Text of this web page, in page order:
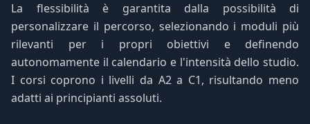
La flessibilità è garantita dalla possibilità di
personalizzare il percorso, selezionando i moduli più
rilevanti per i propri obiettivi e definendo
autonomamente il calendario e l'intensità dello studio.
I corsi coprono i livelli da A2 a C1, risultando meno
adatti ai principianti assoluti.